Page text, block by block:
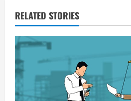
RELATED STORIES